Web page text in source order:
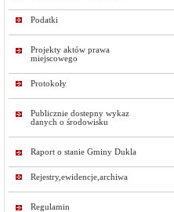
Podatki
Projekty aktów prawa
miejscowego
Protokoły
Publicznie dostepny wykaz
danych o środowisku
Raport o stanie Gminy Dukla
Rejestry,ewidencje,archiwa
Regulamin